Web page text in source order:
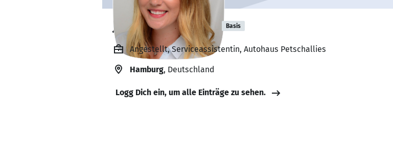
Janine Fanselow Basis
Angestellt, Serviceassistentin, Autohaus Petschallies
Hamburg, Deutschland
Logg Dich ein, um alle Einträge zu sehen.